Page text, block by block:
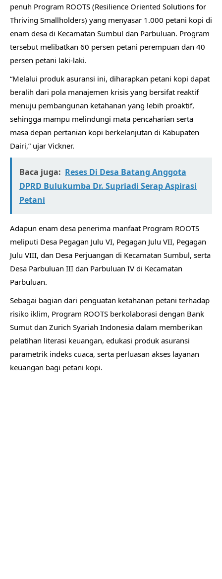
penuh Program ROOTS (Resilience Oriented Solutions for
Thriving Smallholders) yang menyasar 1.000 petani kopi di
enam desa di Kecamatan Sumbul dan Parbuluan. Program
tersebut melibatkan 60 persen petani perempuan dan 40
persen petani laki-laki.
“Melalui produk asuransi ini, diharapkan petani kopi dapat
beralih dari pola manajemen krisis yang bersifat reaktif
menuju pembangunan ketahanan yang lebih proaktif,
sehingga mampu melindungi mata pencaharian serta
masa depan pertanian kopi berkelanjutan di Kabupaten
Dairi,” ujar Vickner.
Baca juga: Reses Di Desa Batang Anggota
DPRD Bulukumba Dr. Supriadi Serap Aspirasi
Petani
Adapun enam desa penerima manfaat Program ROOTS
meliputi Desa Pegagan Julu VI, Pegagan Julu VII, Pegagan
Julu VIII, dan Desa Perjuangan di Kecamatan Sumbul, serta
Desa Parbuluan III dan Parbuluan IV di Kecamatan
Parbuluan.
Sebagai bagian dari penguatan ketahanan petani terhadap
risiko iklim, Program ROOTS berkolaborasi dengan Bank
Sumut dan Zurich Syariah Indonesia dalam memberikan
pelatihan literasi keuangan, edukasi produk asuransi
parametrik indeks cuaca, serta perluasan akses layanan
keuangan bagi petani kopi.